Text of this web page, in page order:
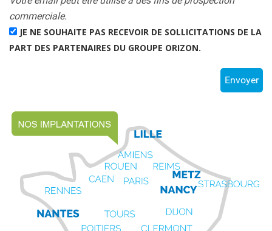
commerciale.
JE NE SOUHAITE PAS RECEVOIR DE SOLLICITATIONS DE LA
PART DES PARTENAIRES DU GROUPE ORIZON.